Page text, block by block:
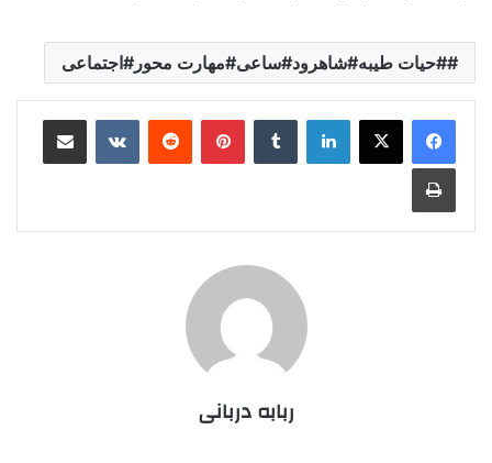
#حیات طیبه#شاهرود#ساعی#مهارت محور#اجتماعی
لینکدین ‫تامبلر ‫پین‌ترست‫رددیت ‫VKontakteرایانامه
چاپ
ربابه دربانی